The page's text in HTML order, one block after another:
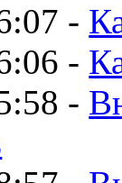
-
-
-